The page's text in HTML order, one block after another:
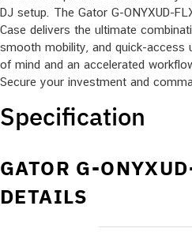
DJ setup. The Gator G-ONYXUD-
Case delivers the ultimate
smooth mobility, and quick-access
of mind and an accelerated
Secure your investment and
Specification
GATOR G-
DETAILS